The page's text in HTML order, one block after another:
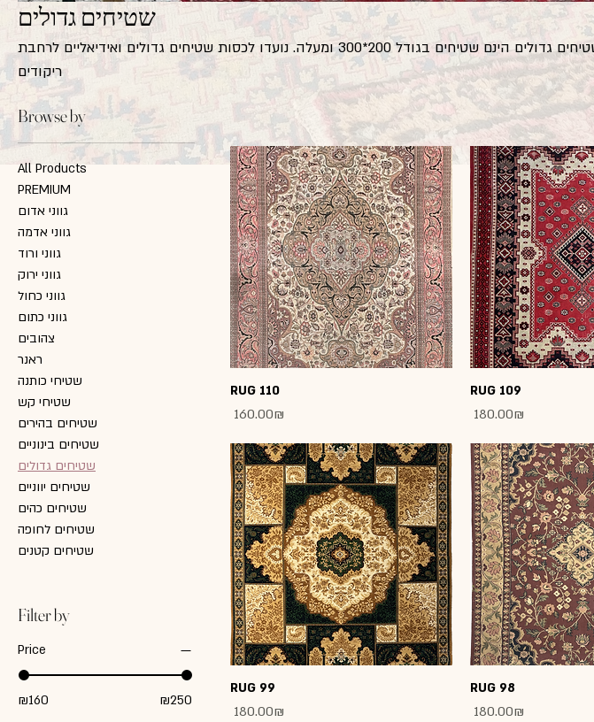
שטיחים גדולים
שטיחים גדולים הינם שטיחים בגודל 200*300 ומעלה. נועדו לכסות שטיחים גדולים ואידיאליים לרחבת
ריקודים
Browse by
All Products
PREMIUM
גווני אדום
גווני אדמה
גווני ורוד
גווני ירוק
גווני כחול
גווני כתום
צהובים
ראנר
שטיחי כותנה
שטיחי קש
שטיחים בהירים
שטיחים בינוניים
שטיחים גדולים
שטיחים יווניים
שטיחים כהים
שטיחים לחופה
שטיחים קטנים
Filter by
Price
₪160 ₪250
RUG 110
Price ‏160.00 ‏₪
RUG 109
Price ‏180.00 ‏₪
RUG 99
Price ‏180.00 ‏₪
RUG 98
Price ‏180.00 ‏₪